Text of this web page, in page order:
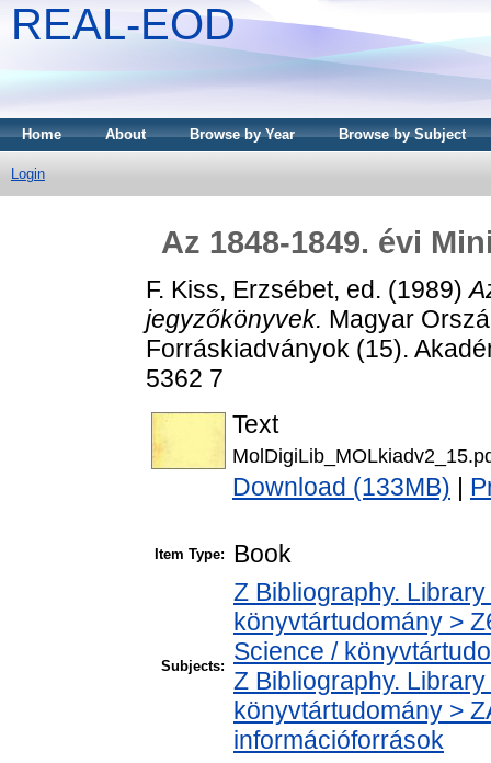
REAL-EOD
Home About Browse by Year Browse by Subject
Login
Az 1848-1849. évi
F. Kiss, Erzsébet, ed. (1989)
jegyzőkönyvek. Magyar
Forráskiadványok (15).
5362 7
Text
Download (133MB)
Item Type: Book
Subjects:
Z Bibliography.
könyvtártudomány >
Science /
Z Bibliography.
könyvtártudomány >
információforrások